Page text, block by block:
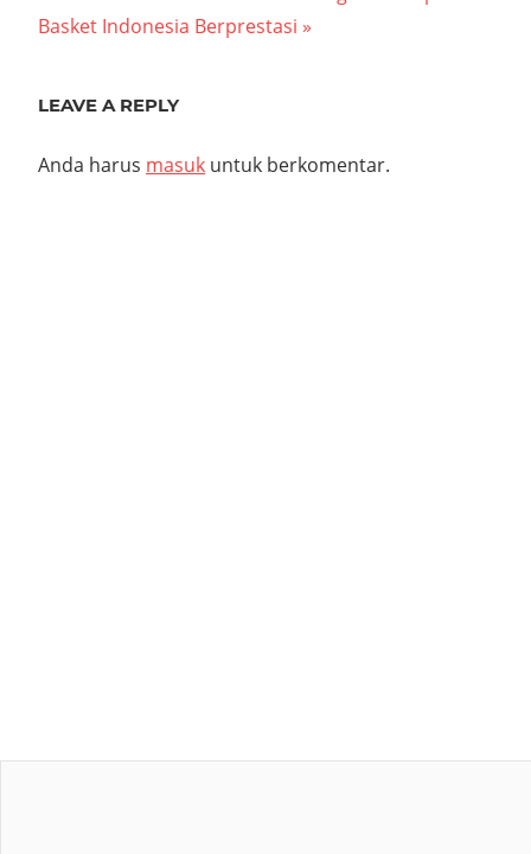
Post:
Basket Indonesia Berprestasi
LEAVE A REPLY
Anda harus masuk untuk berkomentar.